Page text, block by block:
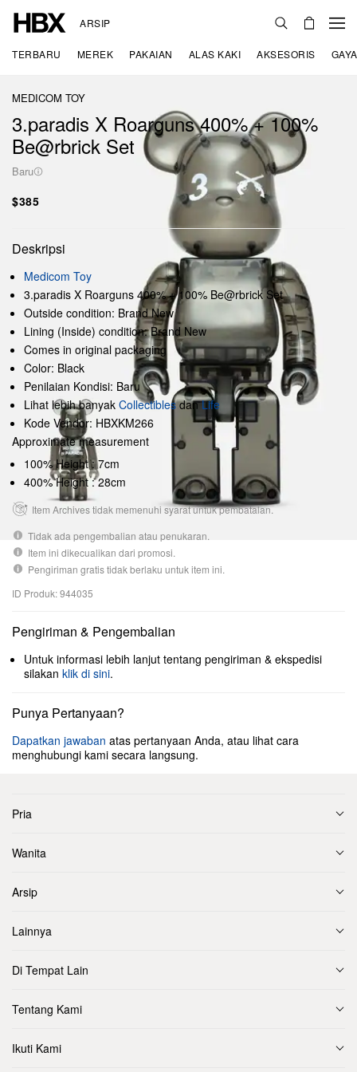
ARSIP
TERBARU MEREK PAKAIAN ALAS KAKI AKSESORIS
MEDICOM TOY
3.paradis X Roarguns 400% + 100%
Be@rbrick Set
Baru
$385
Deskripsi
Medicom Toy
3.paradis X Roarguns 400% + 100% Be@rbrick Set
Outside condition: Brand New
Lining (Inside) condition: Brand New
Comes in original packaging
Color: Black
Penilaian Kondisi: Baru
Lihat lebih banyak CollectiblesdanLife
Kode Vendor: HBXKM266
Approximate measurement
100% Height : 7cm
400% Height : 28cm
Item Archives tidak memenuhi syarat untuk pembatalan.
Tidak ada pengembalian atau penukaran.
Item ini dikecualikan dari promosi.
Pengiriman gratis tidak berlaku untuk item ini.
ID Produk: 944035
Pengiriman & Pengembalian
Untuk informasi lebih lanjut tentang pengiriman & ekspedisi
silakan klik di sini.
Punya Pertanyaan?
Dapatkan jawaban atas pertanyaan Anda, atau lihat cara
menghubungi kami secara langsung.
Pria
Wanita
Arsip
Lainnya
Di Tempat Lain
Tentang Kami
Ikuti Kami